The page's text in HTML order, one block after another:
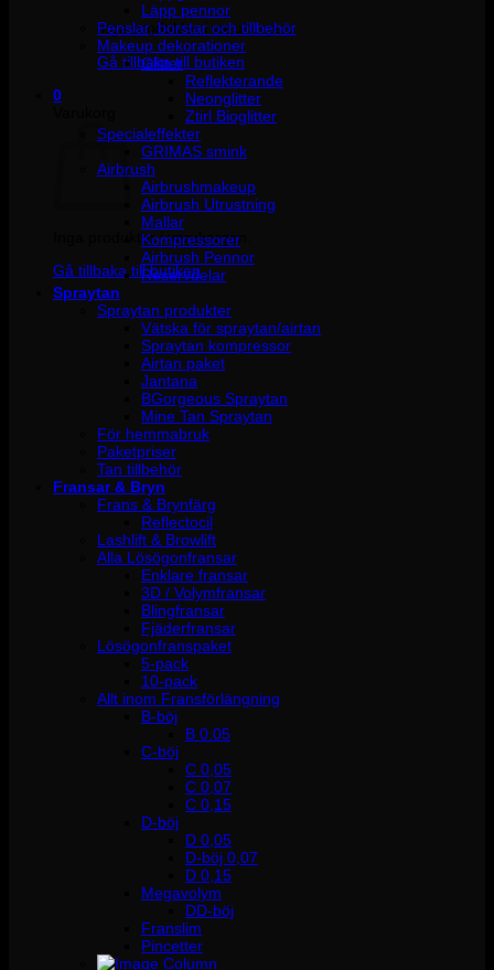
Inga produkter i varukorgen.
Gå tillbaka till butiken
0
Inga produkter i varukorgen.
Gå tillbaka till butiken
Läpp pennor
Penslar, borstar och tillbehör
Makeup dekorationer
Glitter
Reflekterande
Neonglitter
Ztirl Bioglitter
Specialeffekter
GRIMAS smink
Airbrush
Airbrushmakeup
Airbrush Utrustning
Mallar
Kompressorer
Airbrush Pennor
Reservdelar
Spraytan
Spraytan produkter
Vätska för spraytan/airtan
Spraytan kompressor
Airtan paket
Jantana
BGorgeous Spraytan
Mine Tan Spraytan
För hemmabruk
Paketpriser
Tan tillbehör
Fransar & Bryn
Frans & Brynfärg
Reflectocil
Lashlift & Browlift
Alla Lösögonfransar
Enklare fransar
3D / Volymfransar
Blingfransar
Fjäderfransar
Lösögonfranspaket
5-pack
10-pack
Allt inom Fransförlängning
B-böj
B 0.05
C-böj
C 0,05
C 0,07
C 0,15
D-böj
D 0,05
D-böj 0,07
D 0,15
Megavolym
DD-böj
Franslim
Pincetter